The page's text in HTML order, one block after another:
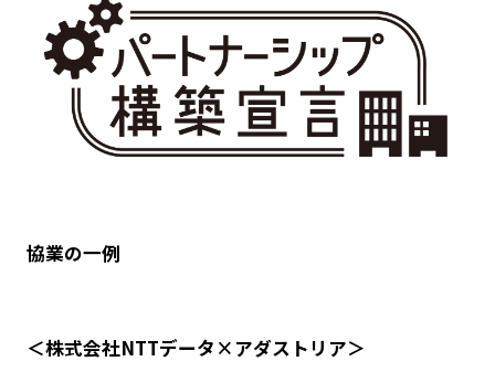
協業の一例
＜株式会社NTTデータ×アダストリア＞